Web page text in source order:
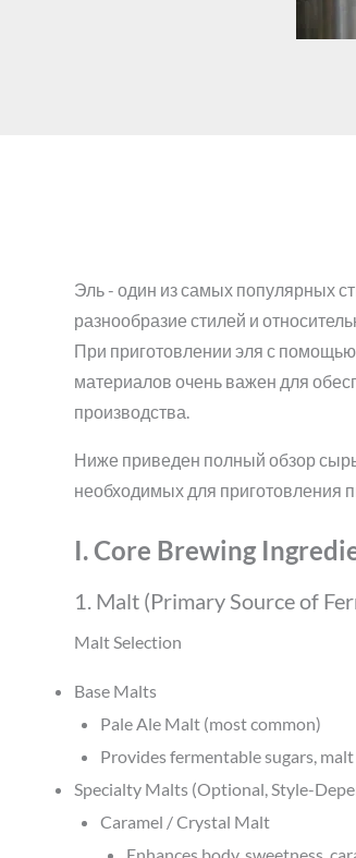
Эль - один из самых популярных
разнообразие стилей и
При приготовлении эля с
материалов очень важен для
производства.
Ниже приведен полный обзор
необходимых для приготовления
I. Core Brewing
1. Malt (Primary Source of
Malt Selection
Base Malts
Pale Ale Malt (most common)
Provides fermentable sugars,
Specialty Malts (Optional, Style-
Caramel / Crystal Malt